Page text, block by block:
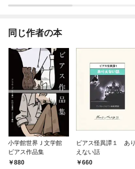
同じ作者の本
小学館世界Ｊ文学館
ビアス作品集
880
ビアス怪異譚１ あり
えない話
660